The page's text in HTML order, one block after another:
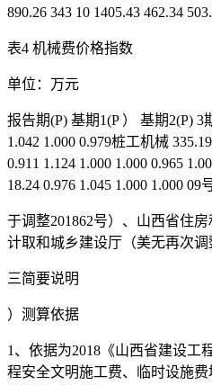
890.26 343 10 1405.43 462.34
表4 机械费价格指数
单位：万元
报告期(P) 基期1(P ） 基期2(P) 3
1.042 1.000 0.979桩工机械
0.911 1.124 1.000 1.000 0.965
18.24 0.976 1.045 1.000 1.000 09
于调整201862号）、山西省住房
计取和城乡建设厅（美无再次
三简要说明
）测算依据
1、依据为2018《山西省建设工
程安全文明施工费、临时设施